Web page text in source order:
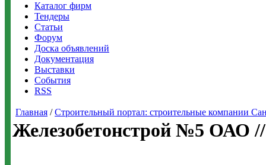
Каталог фирм
Тендеры
Статьи
Форум
Доска объявлений
Документация
Выставки
События
RSS
Главная /Строительный портал: строительные компании
Железобетонстрой №5 ОАО